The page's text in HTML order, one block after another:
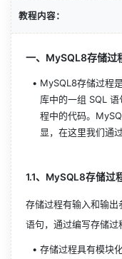
教程内容：
一、MySQL8存储过
MySQL8存储过程
库中的一组 SQL
程中的代码。
显，在这里我们通
1.1、MySQL8存储过
存储过程有输入和输
语句，通过编写存储过
存储过程具有模块